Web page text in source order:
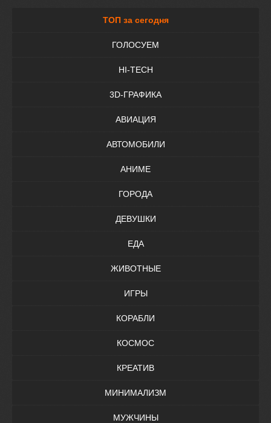
ТОП за сегодня
ГОЛОСУЕМ
HI-TECH
3D-ГРАФИКА
АВИАЦИЯ
АВТОМОБИЛИ
АНИМЕ
ГОРОДА
ДЕВУШКИ
ЕДА
ЖИВОТНЫЕ
ИГРЫ
КОРАБЛИ
КОСМОС
КРЕАТИВ
МИНИМАЛИЗМ
МУЖЧИНЫ